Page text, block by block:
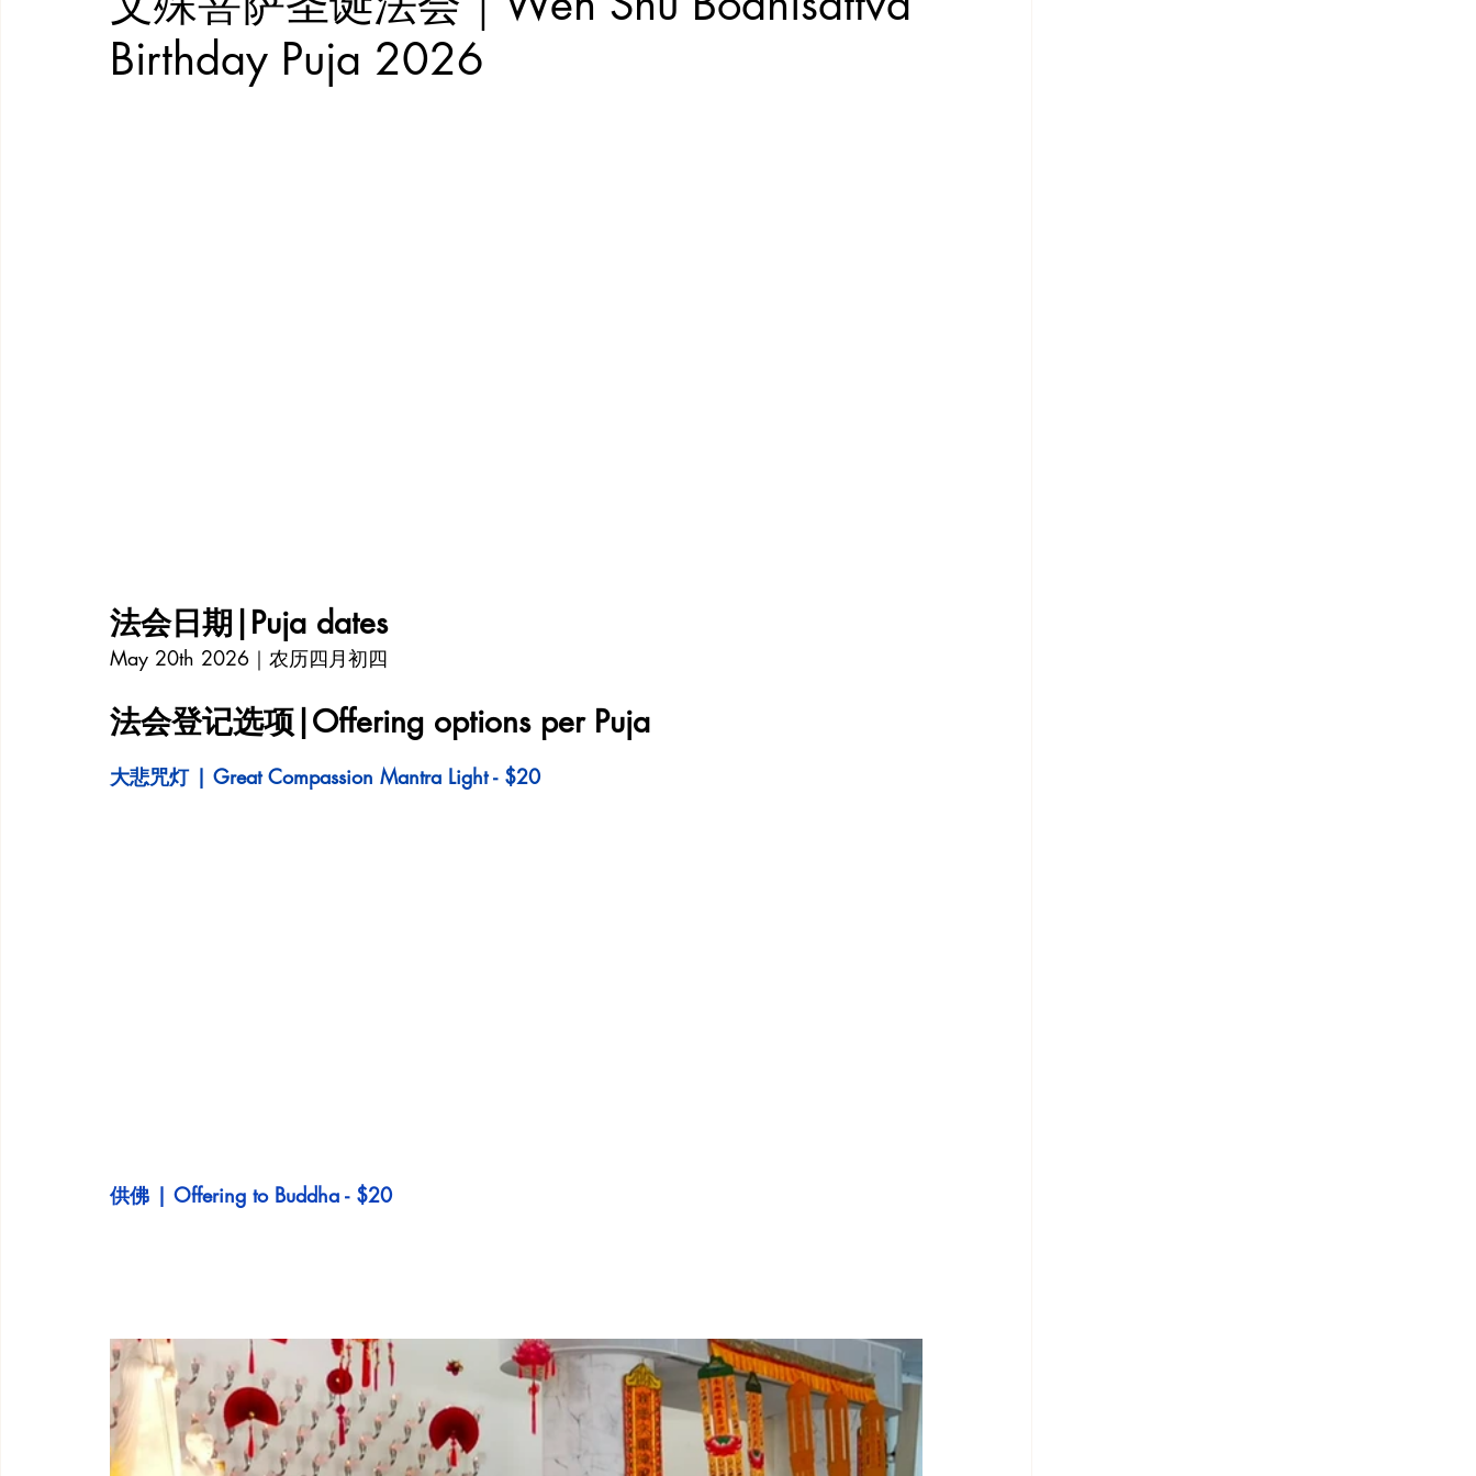
Birthday Puja 2026
法会日期|Puja dates
May 20th 2026｜农历四月初四
法会登记选项|Offering options per Puja
大悲咒灯 | Great Compassion Mantra Light - $20
供佛 | Offering to Buddha - $20